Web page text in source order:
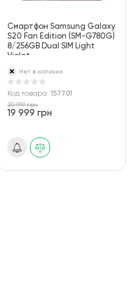
Смартфон Samsung Galaxy
S20 Fan Edition (SM-G780G)
8/256GB Dual SIM Light
Violet
Нет в наличии
Код товара:157701
20 999 грн
19 999 грн